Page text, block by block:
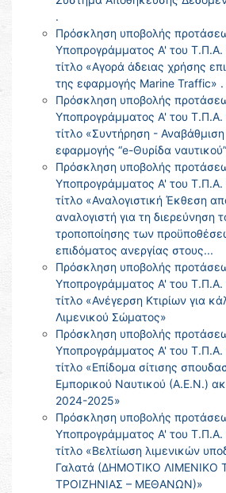
.
Πρόσκληση υποβολής
Υποπρογράμματος Α' του
τίτλο «Αγορά άδειας χρήσης
της εφαρμογής Marine Traffic» .
Πρόσκληση υποβολής
Υποπρογράμματος Α' του
τίτλο «Συντήρηση -
εφαρμογής “e-Θυρίδα
Πρόσκληση υποβολής
Υποπρογράμματος Α' του
τίτλο «Αναλογιστική Έκθεση
αναλογιστή για τη διερεύνηση
τροποποίησης των
επιδόματος ανεργίας στους...
Πρόσκληση υποβολής
Υποπρογράμματος Α' του
τίτλο «Ανέγερση Κτιρίων για
Λιμενικού Σώματος»
Πρόσκληση υποβολής
Υποπρογράμματος Α' του
τίτλο «Επίδομα σίτισης
Εμπορικού Ναυτικού (Α.Ε.Ν.)
2024-2025»
Πρόσκληση υποβολής
Υποπρογράμματος Α' του
τίτλο «Βελτίωση λιμενικών
Γαλατά (ΔΗΜΟΤΙΚΟ ΛΙΜΕΝΙΚΟ
ΤΡΟΙΖΗΝΙΑΣ – ΜΕΘΑΝΩΝ)»